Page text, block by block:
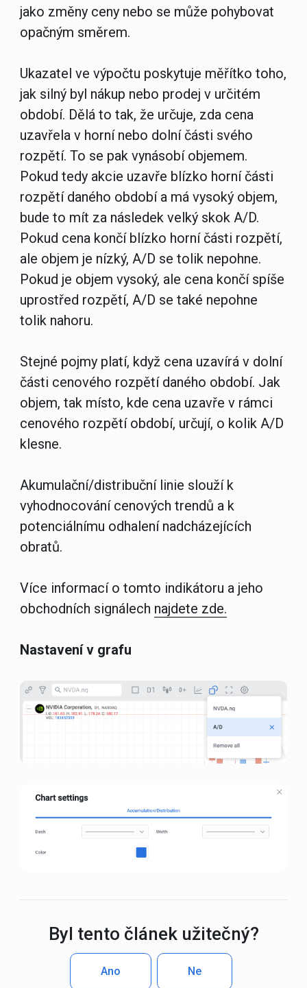
jako změny ceny nebo se může pohybovat
opačným směrem.
Ukazatel ve výpočtu poskytuje měřítko toho,
jak silný byl nákup nebo prodej v určitém
období. Dělá to tak, že určuje, zda cena
uzavřela v horní nebo dolní části svého
rozpětí. To se pak vynásobí objemem.
Pokud tedy akcie uzavře blízko horní části
rozpětí daného období a má vysoký objem,
bude to mít za následek velký skok A/D.
Pokud cena končí blízko horní části rozpětí,
ale objem je nízký, A/D se tolik nepohne.
Pokud je objem vysoký, ale cena končí spíše
uprostřed rozpětí, A/D se také nepohne
tolik nahoru.
Stejné pojmy platí, když cena uzavírá v dolní
části cenového rozpětí daného období. Jak
objem, tak místo, kde cena uzavře v rámci
cenového rozpětí období, určují, o kolik A/D
klesne.
Akumulační/distribuční linie slouží k
vyhodnocování cenových trendů a k
potenciálnímu odhalení nadcházejících
obratů.
Více informací o tomto indikátoru a jeho
obchodních signálech najdete zde.
Nastavení v grafu
Byl tento článek užitečný?
Ne
Ano